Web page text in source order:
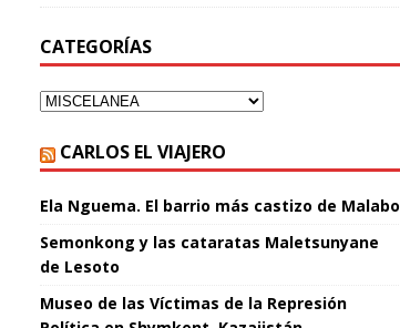
CATEGORÍAS
CARLOS EL VIAJERO
Ela Nguema. El barrio más castizo de Malabo
Semonkong y las cataratas Maletsunyane
de Lesoto
Museo de las Víctimas de la Represión